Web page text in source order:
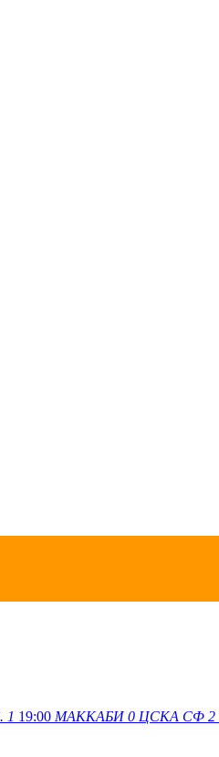
1 19:00 МАККАБИ 0 ЦСКА СФ 2